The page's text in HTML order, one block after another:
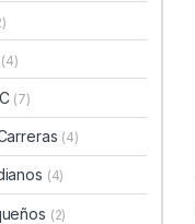
(4)
(7)
(4)
(4)
(2)